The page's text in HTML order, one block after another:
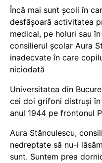
Încă mai sunt școli în
desfășoară activitatea
medical, pe holuri sau
consilierul școlar Aura
inadecvate în care
niciodată
Universitatea din
cei doi grifoni distruși
anul 1944 pe frontonul
Aura Stănculescu,
nedreptate să nu-i
sunt. Suntem prea